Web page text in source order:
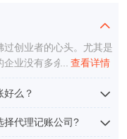
创业者的心头。尤其是
业没有多余的资金去创
公司靠谱么？其实代理
行，这也是方便了中小
查看详情
好么？
的一个转折点了，代理
择代理记账公司?
查看详情